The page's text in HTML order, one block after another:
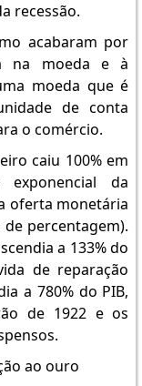
recessão.
acabaram por
na moeda e à
moeda que é
de conta
o comércio.
caiu 100% em
da
oferta monetária
percentagem).
a 133% do
de reparação
a 780% do PIB,
de 1922 e os